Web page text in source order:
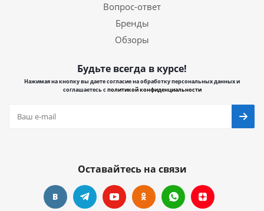
Вопрос-ответ
Бренды
Обзоры
Будьте всегда в курсе!
Нажимая на кнопку вы даете согласие на обработку персональных данных и
соглашаетесь сполитикой конфиденциальности
Оставайтесь на связи